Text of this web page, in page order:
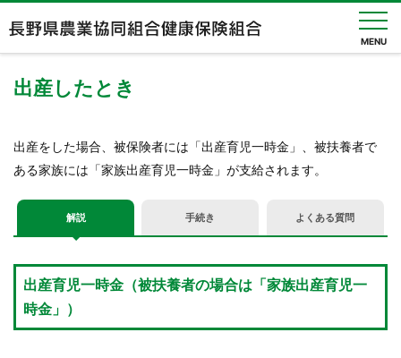
MENU
くみ
付
健
診・
人間
ドッ
ク
出産したとき
出産をした場合、被保険者には「出産育児一時金」、被扶養者で
ある家族には「家族出産育児一時金」が支給されます。
解説 手続き よくある質問
出産育児一時金（被扶養者の場合は「家族出産育児一
時金」）